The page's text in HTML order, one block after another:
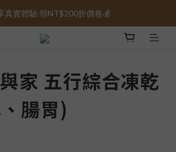
免運｜全館滿1000元免運 🚚
真實體驗 領NT$200折價卷💰
免運｜全館滿1000元免運 🚚
家 五行綜合凍乾
腸胃)